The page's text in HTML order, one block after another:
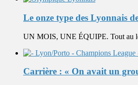
Le onze type des Lyonnais
UN MOIS, UNE ÉQUIPE. Tout au
Carrière : « On avait un